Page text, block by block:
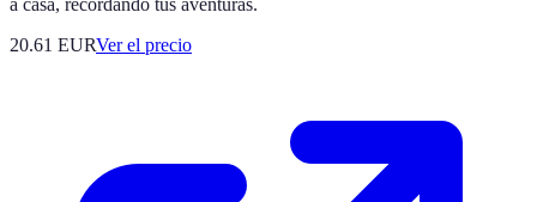
a casa, recordando tus aventuras.
20.61 EURVer el precio